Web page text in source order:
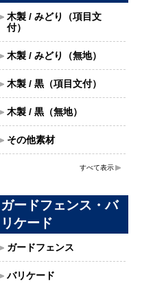
木製 / みどり（項目文
付）
木製 / みどり（無地）
木製 / 黒（項目文付）
木製 / 黒（無地）
その他素材
すべて表示
ガードフェンス・バ
リケード
ガードフェンス
バリケード